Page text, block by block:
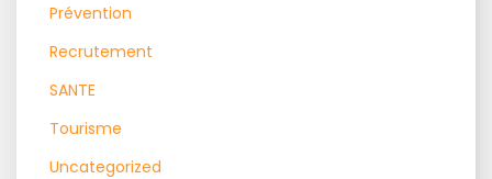
Prévention
Recrutement
SANTE
Tourisme
Uncategorized